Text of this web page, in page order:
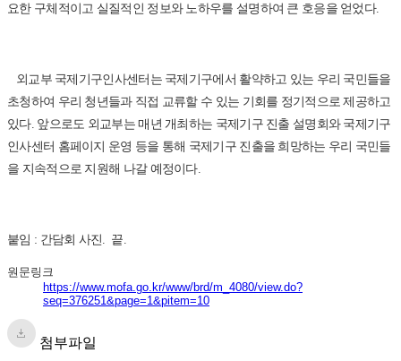
요한 구체적이고 실질적인 정보와 노하우를 설명하여 큰 호응을 얻었다.
외교부 국제기구인사센터는 국제기구에서 활약하고 있는 우리 국민들을
초청하여 우리 청년들과 직접 교류할 수 있는 기회를 정기적으로 제공하고
있다. 앞으로도 외교부는 매년 개최하는 국제기구 진출 설명회와 국제기구
인사센터 홈페이지 운영 등을 통해 국제기구 진출을 희망하는 우리 국민들
을 지속적으로 지원해 나갈 예정이다.
붙임 : 간담회 사진. 끝.
원문링크
https://www.mofa.go.kr/www/brd/m_4080/view.do?
seq=376251&page=1&pitem=10
첨부파일